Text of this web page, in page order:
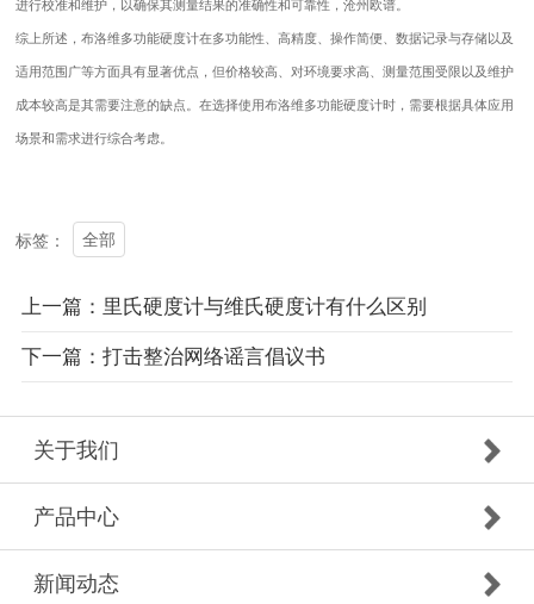
进行校准和维护，以确保其测量结果的准确性和可靠性，沧州欧谱。
综上所述，布洛维多功能硬度计在多功能性、高精度、操作简便、数据记录与存储以及
适用范围广等方面具有显著优点，但价格较高、对环境要求高、测量范围受限以及维护
成本较高是其需要注意的缺点。在选择使用布洛维多功能硬度计时，需要根据具体应用
场景和需求进行综合考虑。
标签： 全部
上一篇：里氏硬度计与维氏硬度计有什么区别
下一篇：打击整治网络谣言倡议书
关于我们
产品中心
新闻动态